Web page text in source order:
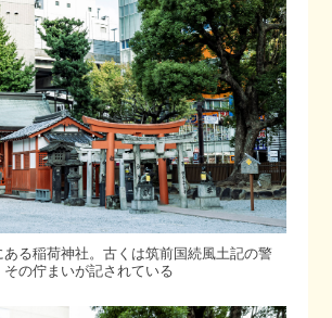
る稲荷神社。古くは筑前国続風土記の警
の佇まいが記されている